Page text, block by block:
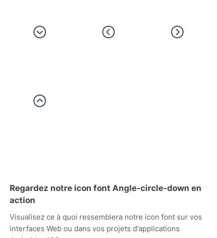
Regardez notre icon font Angle-circle-down en
action
Visualisez ce à quoi ressemblera notre icon font sur vos
interfaces Web ou dans vos projets d'applications